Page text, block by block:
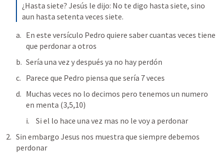
¿Hasta siete? Jesús le dijo: No te digo hasta siete, sino
aun hasta setenta veces siete.
En este versículo Pedro quiere saber cuantas veces tiene
que perdonar a otros
Sería una vez y después ya no hay perdón
Parece que Pedro piensa que sería 7 veces
Muchas veces no lo decimos pero tenemos un numero
en menta (3,5,10)
Si el lo hace una vez mas no le voy a perdonar
Sin embargo Jesus nos muestra que siempre debemos
perdonar